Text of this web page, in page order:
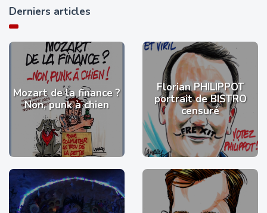
Derniers articles
Mozart de la finance ?
Non, punk à chien
Florian PHILIPPOT
portrait de BISTRO
censuré